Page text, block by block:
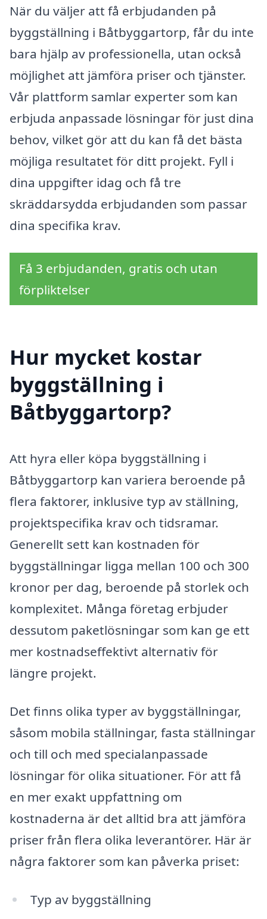
När du väljer att få erbjudanden på
byggställning i Båtbyggartorp, får du inte
bara hjälp av professionella, utan också
möjlighet att jämföra priser och tjänster.
Vår plattform samlar experter som kan
erbjuda anpassade lösningar för just dina
behov, vilket gör att du kan få det bästa
möjliga resultatet för ditt projekt. Fyll i
dina uppgifter idag och få tre
skräddarsydda erbjudanden som passar
dina specifika krav.
Få 3 erbjudanden, gratis och utan
förpliktelser
Hur mycket kostar
byggställning i
Båtbyggartorp?
Att hyra eller köpa byggställning i
Båtbyggartorp kan variera beroende på
flera faktorer, inklusive typ av ställning,
projektspecifika krav och tidsramar.
Generellt sett kan kostnaden för
byggställningar ligga mellan 100 och 300
kronor per dag, beroende på storlek och
komplexitet. Många företag erbjuder
dessutom paketlösningar som kan ge ett
mer kostnadseffektivt alternativ för
längre projekt.
Det finns olika typer av byggställningar,
såsom mobila ställningar, fasta ställningar
och till och med specialanpassade
lösningar för olika situationer. För att få
en mer exakt uppfattning om
kostnaderna är det alltid bra att jämföra
priser från flera olika leverantörer. Här är
några faktorer som kan påverka priset:
Typ av byggställning